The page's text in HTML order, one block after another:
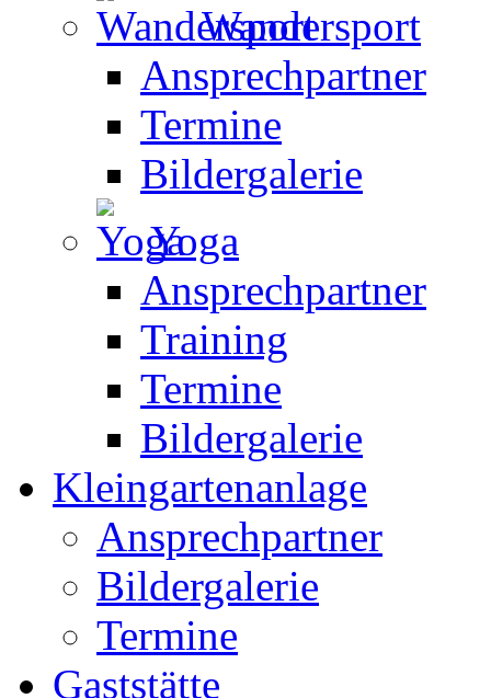
Wandersport
Ansprechpartner
Termine
Bildergalerie
Yoga
Ansprechpartner
Training
Termine
Bildergalerie
Kleingartenanlage
Ansprechpartner
Bildergalerie
Termine
Gaststätte